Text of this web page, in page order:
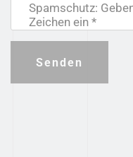
Spamschutz:
Zeichen ein *
Senden